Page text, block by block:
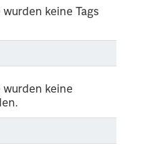
wurden keine Tags
wurden keine